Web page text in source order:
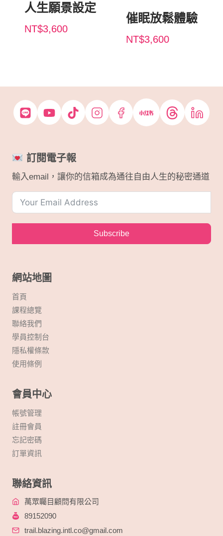
人生願景設定
NT$3,600
催眠放鬆體驗
NT$3,600
訂閱電子報
輸入email，讓你的信箱成為通往自由人生的秘密通道
Subscribe
網站地圖
首頁
課程總覽
聯絡我們
學員控制台
隱私權條款
使用條例
會員中心
帳號管理
註冊會員
忘記密碼
訂單資訊
聯絡資訊
萬眾矚目顧問有限公司
89152090
trail.blazing.intl.co@gmail.com